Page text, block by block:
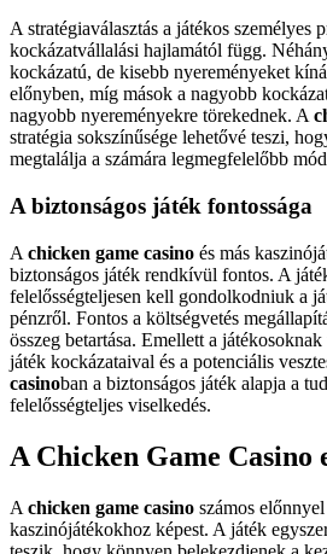
A stratégiaválasztás a játékos személyes
kockázatvállalási hajlamától függ.
kockázatú, de kisebb nyereményeket
előnyben, míg mások a nagyobb
nagyobb nyereményekre törekednek. A
stratégia sokszínűsége lehetővé teszi,
megtalálja a számára legmegfelelőbb
A biztonságos játék fontossága
A chicken game casino és más
biztonságos játék rendkívül fontos. A
felelősségteljesen kell gondolkodniuk a
pénzről. Fontos a költségvetés
összeg betartása. Emellett a
játék kockázataival és a potenciális
casinoban a biztonságos játék alapja a
felelősségteljes viselkedés.
A Chicken Game Casino
A chicken game casino számos
kaszinójátékokhoz képest. A játék